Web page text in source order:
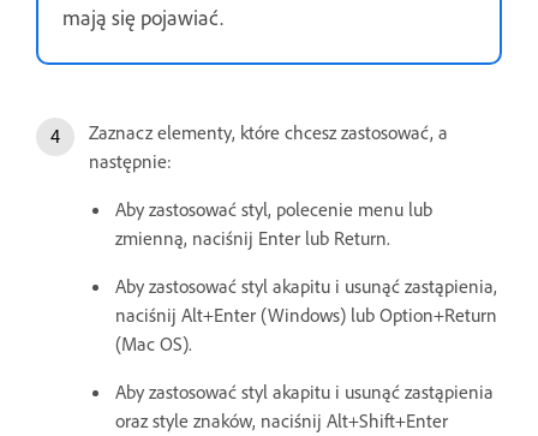
mają się pojawiać.
Zaznacz elementy, które chcesz zastosować, a
następnie:
Aby zastosować styl, polecenie menu lub
zmienną, naciśnij Enter lub Return.
Aby zastosować styl akapitu i usunąć zastąpienia,
naciśnij Alt+Enter (Windows) lub Option+Return
(Mac OS).
Aby zastosować styl akapitu i usunąć zastąpienia
oraz style znaków, naciśnij Alt+Shift+Enter